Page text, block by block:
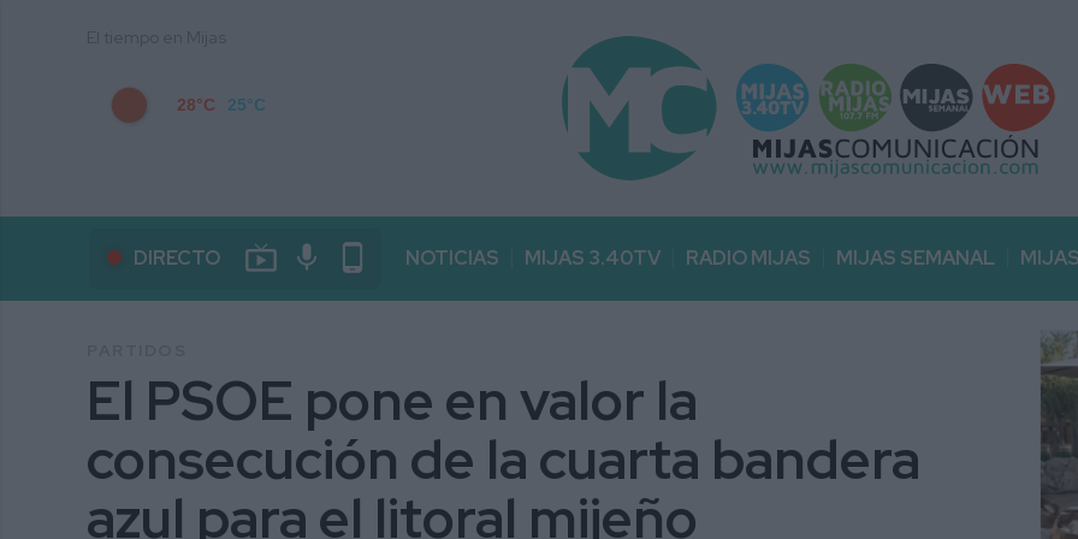
28°C 25°C
DIRECTO live_tv mic phone_android NOTICIAS MIJAS 3.40TV RADIO MIJAS MIJAS SEMANAL
El PSOE pone en valor la
consecución de la cuarta bandera
azul para el litoral mijeño